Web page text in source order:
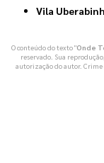
Vila
O conteúdo do texto "Onde
reservado. Sua
autorização do autor.